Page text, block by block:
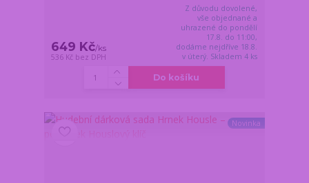
649 Kč/ks
536 Kč bez DPH
Z důvodu dovolené,
vše objednané a
uhrazené do pondělí
17.8. do 11:00,
dodáme nejdříve 18.8.
v úterý. Skladem 4 ks
Do košíku
Novinka